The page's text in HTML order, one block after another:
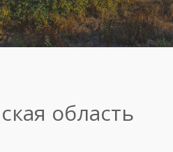
область